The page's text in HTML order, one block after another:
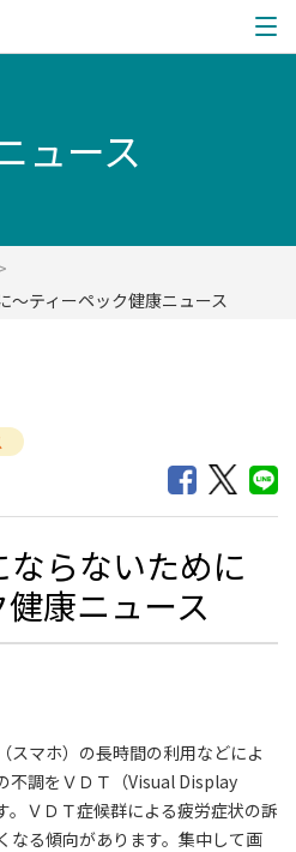
ュース
～ティーペック健康ニュース
らないために
康ニュース
マホ）の長時間の利用などによ
不調をＶＤＴ（Visual Display
ＶＤＴ症候群による疲労症状の訴
なる傾向があります。集中して画